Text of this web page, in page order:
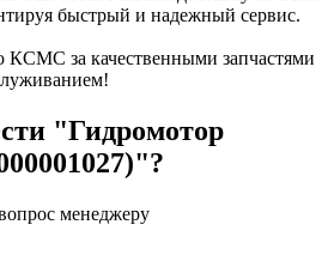
быстрый и надежный сервис.
за качественными запчастями
"Гидромотор
менеджеру